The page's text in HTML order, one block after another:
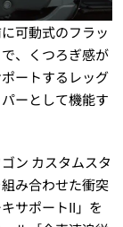
可動式のフラッ
、くつろぎ感が
ートするレッグ
ーとして機能す
ン カスタムスタ
み合わせた衝突
サポートII」を